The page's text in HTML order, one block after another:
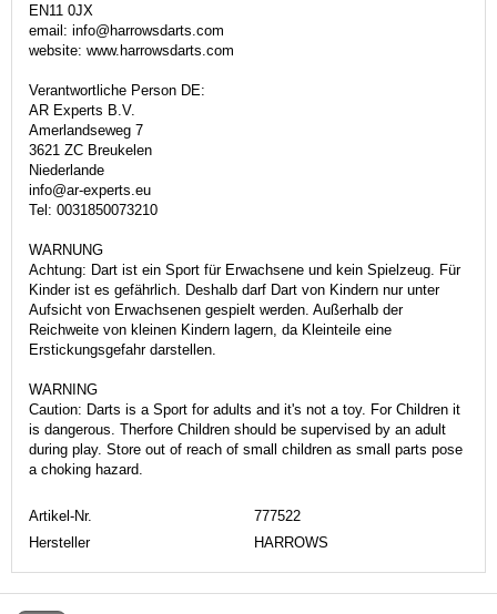
EN11 0JX
email: info@harrowsdarts.com
website: www.harrowsdarts.com
Verantwortliche Person DE:
AR Experts B.V.
Amerlandseweg 7
3621 ZC Breukelen
Niederlande
info@ar-experts.eu
Tel: 0031850073210
WARNUNG
Achtung: Dart ist ein Sport für Erwachsene und kein Spielzeug. Für
Kinder ist es gefährlich. Deshalb darf Dart von Kindern nur unter
Aufsicht von Erwachsenen gespielt werden. Außerhalb der
Reichweite von kleinen Kindern lagern, da Kleinteile eine
Erstickungsgefahr darstellen.
WARNING
Caution: Darts is a Sport for adults and it's not a toy. For Children it
is dangerous. Therfore Children should be supervised by an adult
during play. Store out of reach of small children as small parts pose
a choking hazard.
Artikel-Nr.
777522
Hersteller
HARROWS